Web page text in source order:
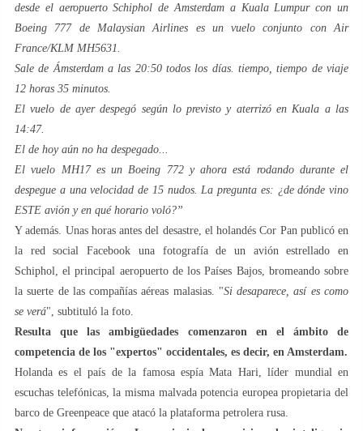
desde el aeropuerto Schiphol de Amsterdam a Kuala Lumpur con un
Boeing 777 de Malaysian Airlines es un vuelo conjunto con Air
France/KLM MH5631.
Sale de Ámsterdam a las 20:50 todos los días. tiempo, tiempo de viaje
12 horas 35 minutos.
El vuelo de ayer despegó según lo previsto y aterrizó en Kuala a las
14:47.
El de hoy aún no ha despegado...
El vuelo MH17 es un Boeing 772 y ahora está rodando durante el
despegue a una velocidad de 15 nudos. La pregunta es: ¿de dónde vino
ESTE avión y en qué horario voló?”
Y además. Unas horas antes del desastre, el holandés Cor Pan publicó en
la red social Facebook una fotografía de un avión estrellado en
Schiphol, el principal aeropuerto de los Países Bajos, bromeando sobre
la suerte de las compañías aéreas malasias. "Si desaparece, así es como
se verá", subtituló la foto.
Resulta que las ambigüedades comenzaron en el ámbito de
competencia de los "expertos" occidentales, es decir, en Amsterdam.
Holanda es el país de la famosa espía Mata Hari, líder mundial en
escuchas telefónicas, la misma malvada potencia europea propietaria del
barco de Greenpeace que atacó la plataforma petrolera rusa.